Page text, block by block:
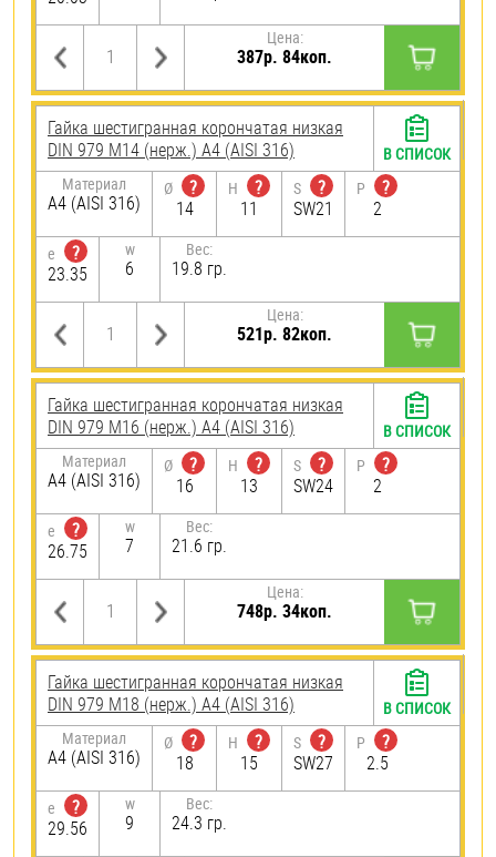
Цена:
387р. 84коп.
Гайка шестигранная корончатая низкая
DIN 979 М14 (нерж.) A4 (AISI 316)
Материал
A4 (AISI 316)
Ø
?
14
H
?
11
S
?
SW21
P
?
2
e
?
23.35
w
6
Вес:
19.8 гр.
Цена:
521р. 82коп.
В СПИСОК
Гайка шестигранная корончатая низкая
DIN 979 М16 (нерж.) A4 (AISI 316)
Материал
A4 (AISI 316)
Ø
?
16
H
?
13
S
?
SW24
P
?
2
e
?
26.75
w
7
Вес:
21.6 гр.
Цена:
748р. 34коп.
В СПИСОК
Гайка шестигранная корончатая низкая
DIN 979 М18 (нерж.) A4 (AISI 316)
Материал
A4 (AISI 316)
Ø
?
18
H
?
15
S
?
SW27
P
?
2.5
e
?
29.56
w
9
Вес:
24.3 гр.
В СПИСОК